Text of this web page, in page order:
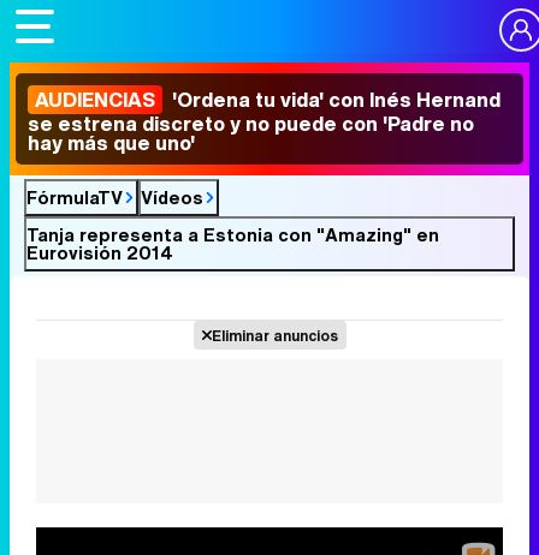
AUDIENCIAS 'Ordena tu vida' con Inés Hernand
se estrena discreto y no puede con 'Padre no
hay más que uno'
FórmulaTV
Vídeos
Tanja representa a Estonia con "Amazing" en
Eurovisión 2014
Eliminar anuncios